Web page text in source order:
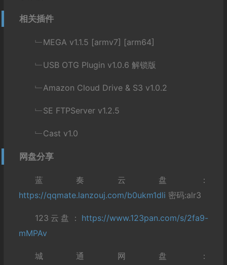
相关插件
﹂MEGA v1.1.5 [armv7] [arm64]
﹂USB OTG Plugin v1.0.6 解锁版
﹂Amazon Cloud Drive & S3 v1.0.2
﹂SE FTPServer v1.2.5
﹂Cast v1.0
网盘分享
蓝奏云盘：
https://qqmate.lanzouj.com/b0ukm1dli 密码:alr3
123云盘： https://www.123pan.com/s/2fa9-
mMPAv
城通网盘：